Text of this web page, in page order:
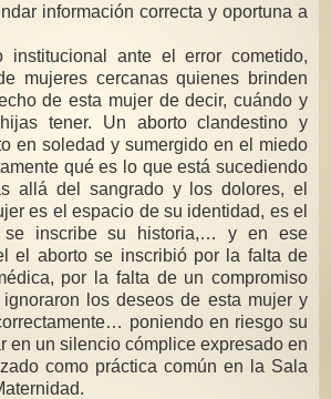
información correcta y oportuna a
institucional ante el error cometido,
mujeres cercanas quienes brinden
de esta mujer de decir, cuándo y
tener. Un aborto clandestino y
en soledad y sumergido en el miedo
qué es lo que está sucediendo
allá del sangrado y los dolores, el
es el espacio de su identidad, es el
se inscribe su historia,… y en ese
el aborto se inscribió por la falta de
por la falta de un compromiso
los deseos de esta mujer y
poniendo en riesgo su
en un silencio cómplice expresado en
como práctica común en la Sala